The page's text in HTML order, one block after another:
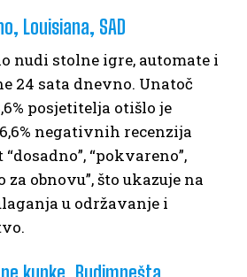
Louisiana, SAD
nudi stolne igre, automate i
24 sata dnevno. Unatoč
posjetitelja otišlo je
negativnih recenzija
“pokvareno”,
za obnovu”, što ukazuje na
u održavanje i